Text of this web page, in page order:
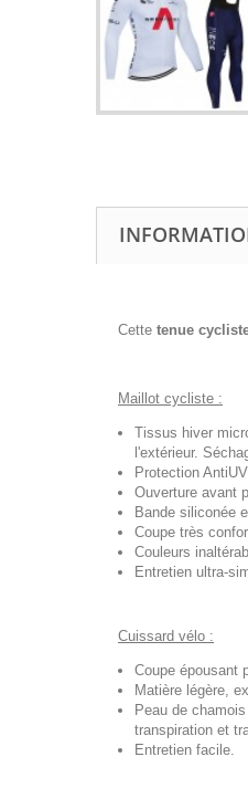
Cette tenue
Maillot cycliste :
Tissus hiver
l'extérieur.
Protection
Ouverture avant
Bande siliconée
Coupe très
Couleurs
Entretien ultra-
Cuissard vélo :
Coupe épousant
Matière légère,
Peau de
transpiration et
Entretien facile.